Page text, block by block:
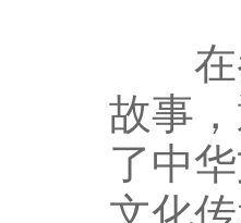
在参
故事
了中